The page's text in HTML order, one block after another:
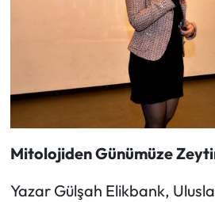
Mitolojiden Günümüze
Yazar Gülşah Elikbank,